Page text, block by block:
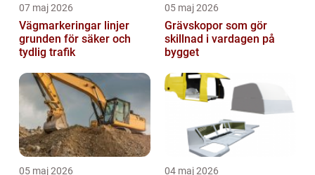
07 maj 2026
Vägmarkeringar linjer
grunden för säker och
tydlig trafik
05 maj 2026
Grävskopor som gör
skillnad i vardagen på
bygget
05 maj 2026 04 maj 2026